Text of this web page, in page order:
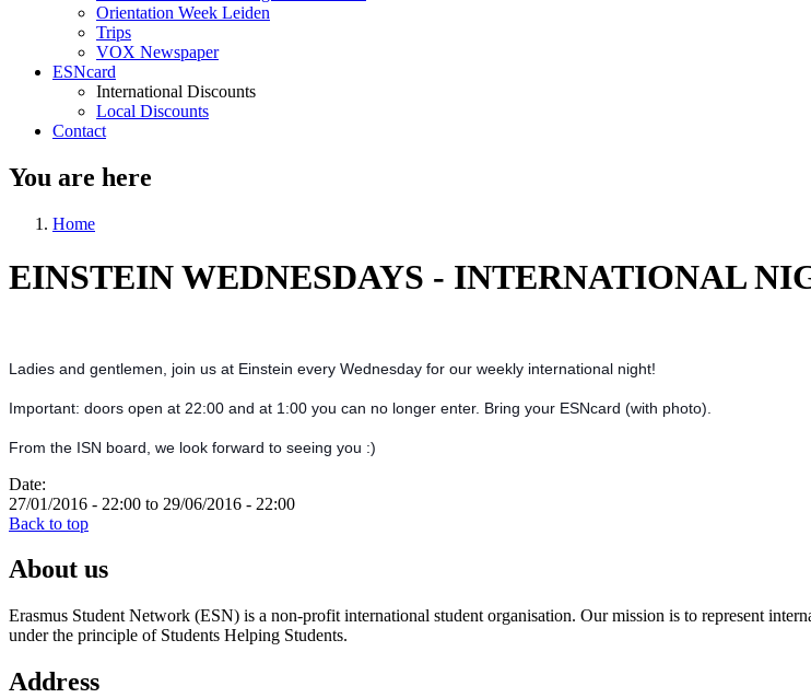
Orientation Week Leiden
Trips
VOX Newspaper
ESNcard
International Discounts
Local Discounts
Contact
You are here
Home
EINSTEIN WEDNESDAYS - INTERNATIONAL
Ladies and gentlemen, join us at Einstein every Wednesday for our weekly international night!
Important: doors open at 22:00 and at 1:00 you can no longer enter. Bring your ESNcard (with photo).
From the ISN board, we look forward to seeing you :)
Date:
27/01/2016 - 22:00 to 29/06/2016 - 22:00
Back to top
About us
Erasmus Student Network (ESN) is a non-profit international student organisation. Our mission is to represent
under the principle of Students Helping Students.
Address